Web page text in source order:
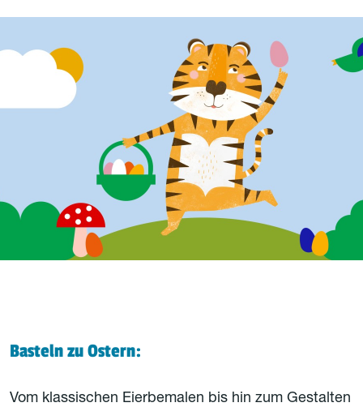
Basteln zu Ostern:
Vom klassischen Eierbemalen bis hin zum Gestalten